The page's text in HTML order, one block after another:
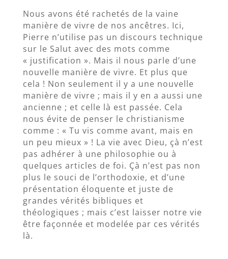
Nous avons été rachetés de la vaine
manière de vivre de nos ancêtres. Ici,
Pierre n’utilise pas un discours technique
sur le Salut avec des mots comme
« justification ». Mais il nous parle d’une
nouvelle manière de vivre. Et plus que
cela ! Non seulement il y a une nouvelle
manière de vivre ; mais il y en a aussi une
ancienne ; et celle là est passée. Cela
nous évite de penser le christianisme
comme : « Tu vis comme avant, mais en
un peu mieux » ! La vie avec Dieu, çà n’est
pas adhérer à une philosophie ou à
quelques articles de foi. Çà n’est pas non
plus le souci de l’orthodoxie, et d’une
présentation éloquente et juste de
grandes vérités bibliques et
théologiques ; mais c’est laisser notre vie
être façonnée et modelée par ces vérités
là.